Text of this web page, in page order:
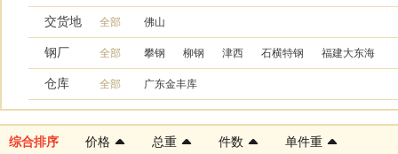
交货地 全部 佛山
钢厂 全部 攀钢 柳钢 津西 石横特钢 福建大东海
仓库 全部 广东金丰库
综合排序 价格 总重 件数 单件重